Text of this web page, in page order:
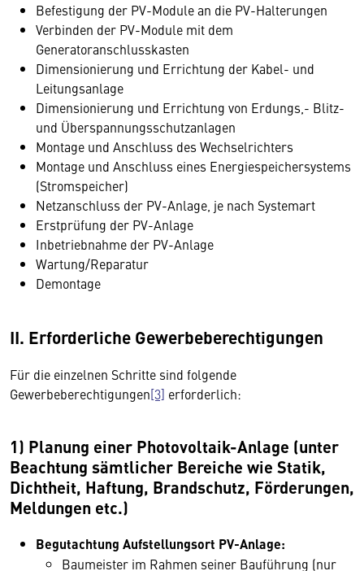
Befestigung der PV-Module an die PV-Halterungen
Verbinden der PV-Module mit dem
Generatoranschlusskasten
Dimensionierung und Errichtung der Kabel- und
Leitungsanlage
Dimensionierung und Errichtung von Erdungs,- Blitz-
und Überspannungsschutzanlagen
Montage und Anschluss des Wechselrichters
Montage und Anschluss eines Energiespeichersystems
(Stromspeicher)
Netzanschluss der PV-Anlage, je nach Systemart
Erstprüfung der PV-Anlage
Inbetriebnahme der PV-Anlage
Wartung/Reparatur
Demontage
II. Erforderliche Gewerbeberechtigungen
Für die einzelnen Schritte sind folgende
Gewerbeberechtigungen[3] erforderlich:
1) Planung einer Photovoltaik-Anlage (unter
Beachtung sämtlicher Bereiche wie Statik,
Dichtheit, Haftung, Brandschutz, Förderungen,
Meldungen etc.)
Begutachtung Aufstellungsort PV-Anlage:
Baumeister im Rahmen seiner Bauführung (nur